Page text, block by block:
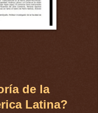
de la
Latina?